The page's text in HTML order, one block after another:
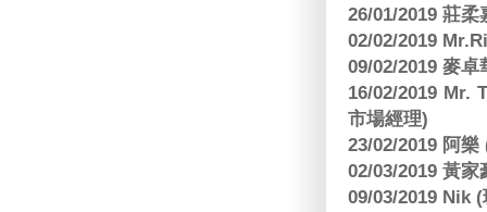
26/01/2019 莊
02/02/2019
09/02/2019 麥
16/02/2019 Mr.
市場經理)
23/02/2019 阿
02/03/2019 黃
09/03/2019 Nik